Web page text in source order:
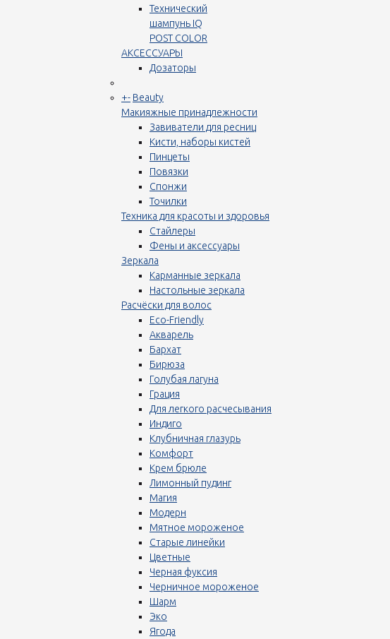
Технический
шампунь IQ
POST COLOR
АКСЕССУАРЫ
Дозаторы
+- Beauty
Макияжные принадлежности
Завиватели для ресниц
Кисти, наборы кистей
Пинцеты
Повязки
Спонжи
Точилки
Техника для красоты и здоровья
Стайлеры
Фены и аксессуары
Зеркала
Карманные зеркала
Настольные зеркала
Расчёски для волос
Eco-Friendly
Акварель
Бархат
Бирюза
Голубая лагуна
Грация
Для легкого расчесывания
Индиго
Клубничная глазурь
Комфорт
Крем брюле
Лимонный пудинг
Магия
Модерн
Мятное мороженое
Старые линейки
Цветные
Черная фуксия
Черничное мороженое
Шарм
Эко
Ягода